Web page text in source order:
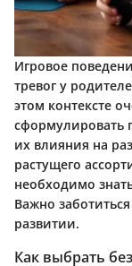
Игровое
тревог у
этом контексте
сформулировать
их влияния на
растущего
необходимо
Важно
развитии.
Как выбрать